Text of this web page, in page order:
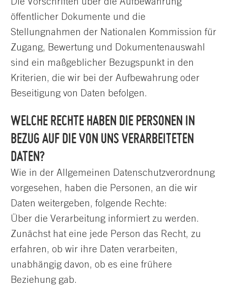
Die Vorschriften über die Aufbewahrung
öffentlicher Dokumente und die
Stellungnahmen der Nationalen Kommission für
Zugang, Bewertung und Dokumentenauswahl
sind ein maßgeblicher Bezugspunkt in den
Kriterien, die wir bei der Aufbewahrung oder
Beseitigung von Daten befolgen.
WELCHE RECHTE HABEN DIE PERSONEN IN
BEZUG AUF DIE VON UNS VERARBEITETEN
DATEN?
Wie in der Allgemeinen Datenschutzverordnung
vorgesehen, haben die Personen, an die wir
Daten weitergeben, folgende Rechte:
Über die Verarbeitung informiert zu werden.
Zunächst hat eine jede Person das Recht, zu
erfahren, ob wir ihre Daten verarbeiten,
unabhängig davon, ob es eine frühere
Beziehung gab.